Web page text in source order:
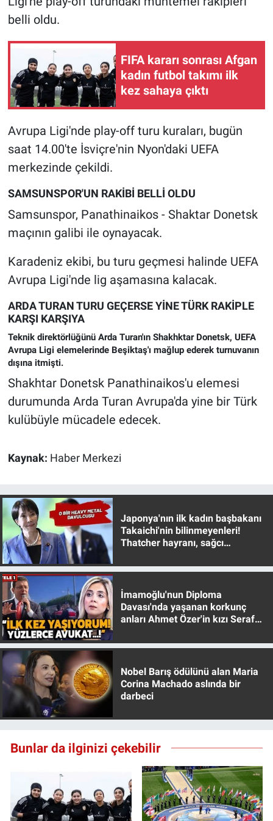
belli oldu.
FIFA kararı sonrası Afgan
kadın futbol takımı ilk
kez sahaya çıktı
Avrupa Ligi'nde play-off turu kuraları, bugün
saat 14.00'te İsviçre'nin Nyon'daki UEFA
merkezinde çekildi.
SAMSUNSPOR'UN RAKİBİ BELLİ OLDU
Samsunspor, Panathinaikos - Shaktar Donetsk
maçının galibi ile oynayacak.
Karadeniz ekibi, bu turu geçmesi halinde UEFA
Avrupa Ligi'nde lig aşamasına kalacak.
ARDA TURAN TURU GEÇERSE YİNE TÜRK RAKİPLE
KARŞI KARŞIYA
Teknik direktörlüğünü Arda Turan'ın Shakhktar Donetsk, UEFA
Avrupa Ligi elemelerinde Beşiktaş'ı mağlup ederek turnuvanın
dışına itmişti.
Shakhtar Donetsk Panathinaikos'u elemesi
durumunda Arda Turan Avrupa'da yine bir Türk
kulübüyle mücadele edecek.
Kaynak: Haber Merkezi
Japonya'nın ilk kadın başbakanı
Takaichi'nin bilinmeyenleri!
Thatcher hayranı, sağcı
İmamoğlu'nun Diploma
Davası'nda yaşanan korkunç
anları Ahmet Özer'in kızı Seraf
Nobel Barış ödülünü alan Maria
Corina Machado aslında bir
darbeci
Bunlar da ilginizi çekebilir
Günün görüntüsü
Haber
Kimdir
Kültür Sanat
Nedir
Popüler
Programlar
Sağlık
Spor
Türkiye'nin Geleceği
Türkiye'nin Gündemi
Yerel Gündem
Yerel Yaşam
Canlı Yayın